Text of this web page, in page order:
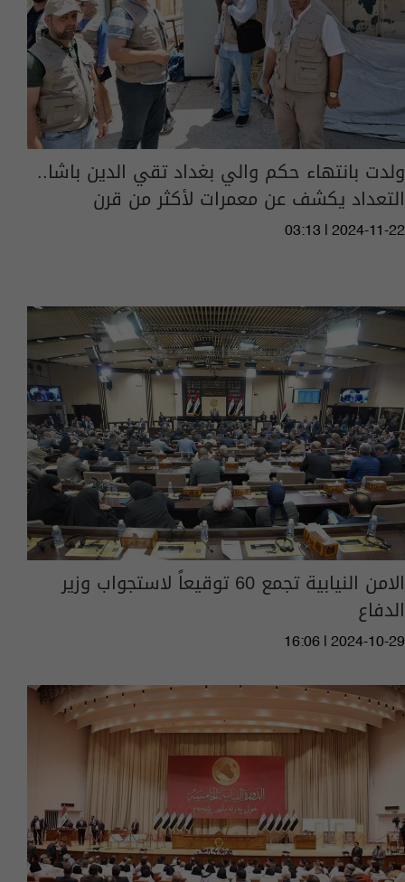
ولدت بانتهاء حكم والي بغداد تقي الدين باشا..
التعداد يكشف عن معمرات لأكثر من قرن
03:13 | 2024-11-22
الامن النيابية تجمع 60 توقيعاً لاستجواب وزير
الدفاع
16:06 | 2024-10-29